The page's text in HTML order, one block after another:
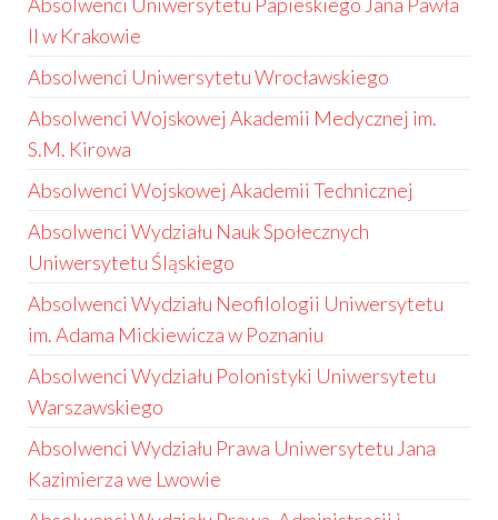
II w Krakowie
Absolwenci Uniwersytetu Wrocławskiego
Absolwenci Wojskowej Akademii Medycznej im.
S.M. Kirowa
Absolwenci Wojskowej Akademii Technicznej
Absolwenci Wydziału Nauk Społecznych
Uniwersytetu Śląskiego
Absolwenci Wydziału Neofilologii Uniwersytetu
im. Adama Mickiewicza w Poznaniu
Absolwenci Wydziału Polonistyki Uniwersytetu
Warszawskiego
Absolwenci Wydziału Prawa Uniwersytetu Jana
Kazimierza we Lwowie